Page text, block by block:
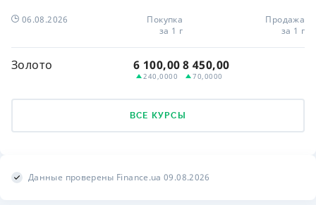
06.08.2026
Покупка
за 1 г
Продажа
за 1 г
Золото 6 100,00
240,0000
8 450,00
70,0000
ВСЕ КУРСЫ
Данные проверены Finance.ua 09.08.2026